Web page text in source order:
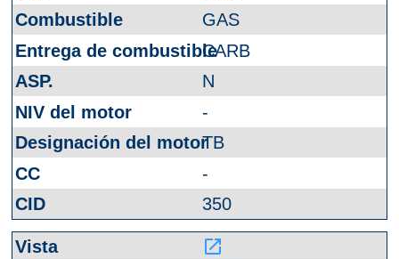
GAS
CARB
N
-
TB
-
350
launch